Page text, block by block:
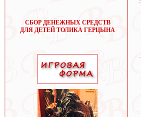
СБОР ДЕНЕЖНЫХ СРЕДСТВ
ДЛЯ ДЕТЕЙ ТОЛИКА ГЕРЦЫНА